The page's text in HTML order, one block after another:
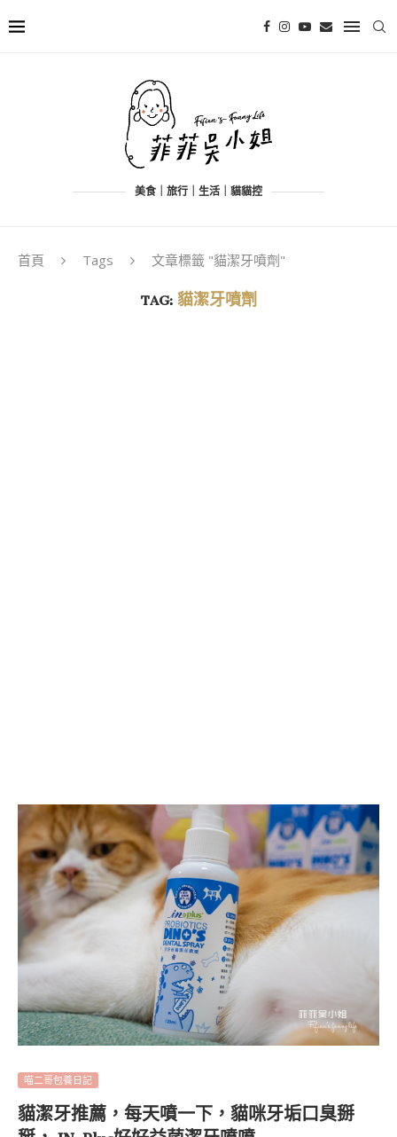
美食｜旅行｜生活｜貓貓控
首頁 Tags 文章標籤 "貓潔牙噴劑"
TAG:貓潔牙噴劑
喵二哥包養日記
貓潔牙推薦，每天噴一下，貓咪牙垢口臭掰